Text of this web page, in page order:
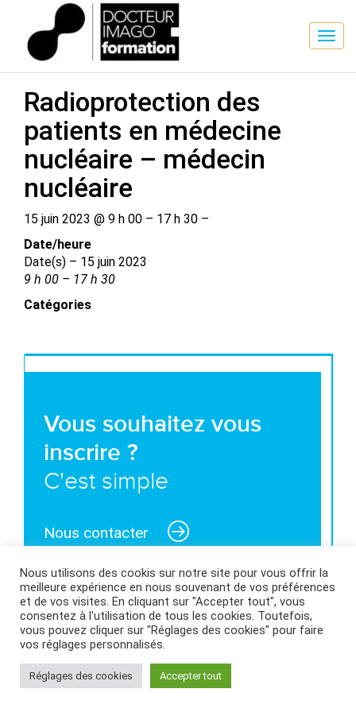
SESSION DE FORMATION
Radioprotection des
patients en médecine
nucléaire – médecin
nucléaire
15 juin 2023 @ 9 h 00 – 17 h 30 –
Date/​heure
Date(s) – 15 juin 2023
9 h 00 – 17 h 30
Catégories
Vous souhaitez vous
inscrire ?
C'est simple
Nous contacter
MENTIONS LÉGALES ET CONDITIONS GÉNÉRALES
D’UTILISATION| POLITIQUE DES COOKIES
Nous utilisons des cookis sur notre site pour vous offrir la
meilleure expérience en nous souvenant de vos préférences
et de vos visites. En cliquant sur "Accepter tout", vous
consentez à l'utilisation de tous les cookies. Toutefois,
vous pouvez cliquer sur "Réglages des cookies" pour faire
vos réglages personnalisés.
Réglages des cookies Accepter tout